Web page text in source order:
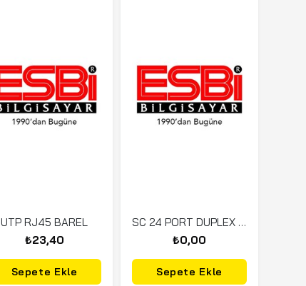
UTP RJ45 BAREL
₺23,40
Sepete Ekle
SC 24 PORT DUPLEX RACKBOX PANEL 330-076-103
₺0,00
Sepete Ekle